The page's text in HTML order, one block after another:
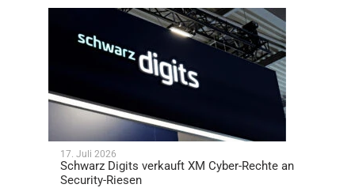
17. Juli 2026
Schwarz Digits verkauft XM Cyber-Rechte an
Security-Riesen